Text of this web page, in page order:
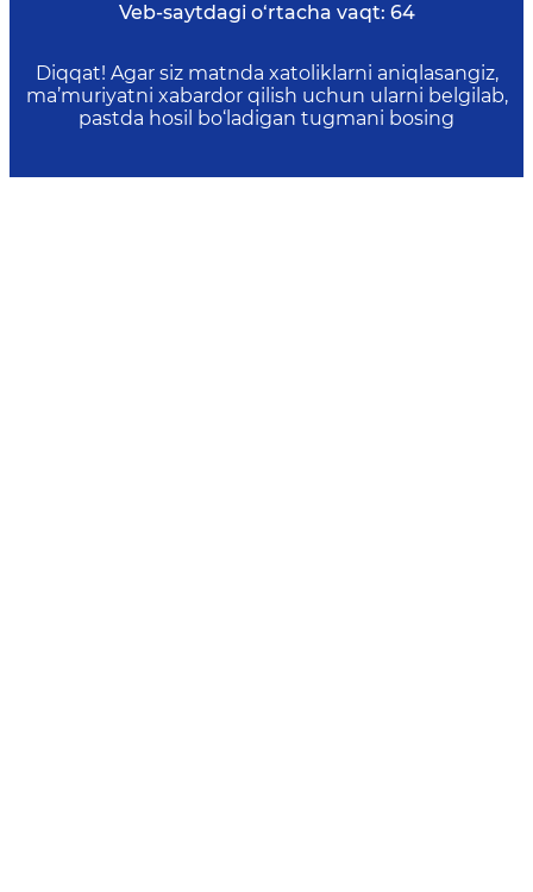
Veb-saytdagi o‘rtacha vaqt: 64
Diqqat! Agar siz matnda xatoliklarni aniqlasangiz,
ma’muriyatni xabardor qilish uchun ularni belgilab,
pastda hosil bo‘ladigan tugmani bosing